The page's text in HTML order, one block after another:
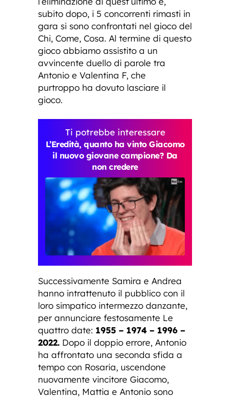
subito dopo, i 5 concorrenti rimasti in
gara si sono confrontati nel gioco del
Chi, Come, Cosa. Al termine di questo
gioco abbiamo assistito a un
avvincente duello di parole tra
Antonio e Valentina F, che
purtroppo ha dovuto lasciare il
gioco.
Ti potrebbe interessare
L’Eredità, quanto ha vinto Giacomo
il nuovo giovane campione? Da
non credere
Successivamente Samira e Andrea
hanno intrattenuto il pubblico con il
loro simpatico intermezzo danzante,
per annunciare festosamente Le
quattro date: 1955 – 1974 – 1996 –
2022. Dopo il doppio errore, Antonio
ha affrontato una seconda sfida a
tempo con Rosaria, uscendone
nuovamente vincitore Giacomo,
Valentina, Mattia e Antonio sono